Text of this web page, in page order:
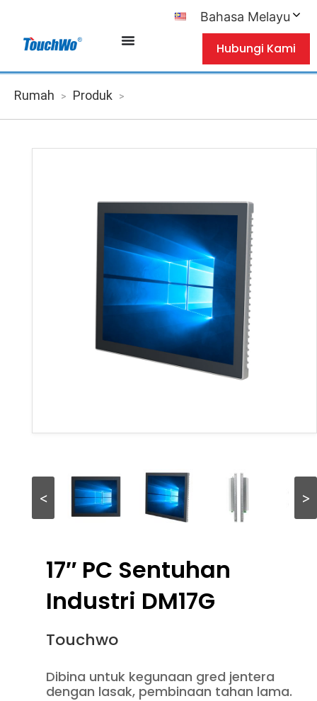
Bahasa Melayu
Hubungi Kami
Rumah > Produk >
< >
17″ PC Sentuhan
Industri DM17G
Touchwo
Dibina untuk kegunaan gred jentera
dengan lasak, pembinaan tahan lama.